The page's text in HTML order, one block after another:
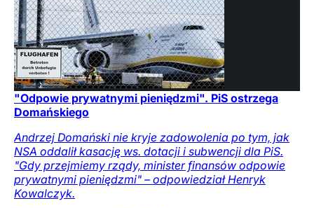
"Odpowie prywatnymi pieniędzmi". PiS ostrzega
Domańskiego
Andrzej Domański nie kryje zadowolenia po tym, jak
NSA oddalił kasację ws. dotacji i subwencji dla PiS.
"Gdy przejmiemy rządy, minister finansów odpowie
prywatnymi pieniędzmi" – odpowiedział Henryk
Kowalczyk.